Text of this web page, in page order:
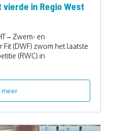
in Regio West
– Zwem- en
(DWF) zwom het laatste
(RWC) in
meer